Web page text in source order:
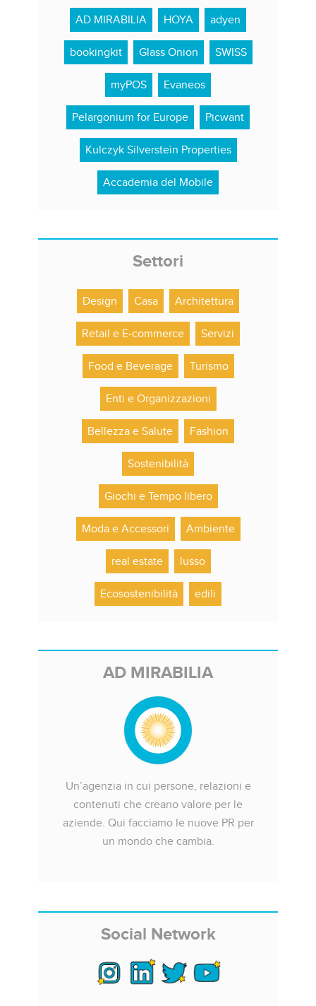
AD MIRABILIA HOYA adyen
bookingkit Glass Onion SWISS
myPOS Evaneos
Pelargonium for Europe Picwant
Kulczyk Silverstein Properties
Accademia del Mobile
Settori
Design Casa Architettura
Retail e E-commerce Servizi
Food e Beverage Turismo
Enti e Organizzazioni
Bellezza e Salute Fashion
Sostenibilità
Giochi e Tempo libero
Moda e Accessori Ambiente
real estate lusso
Ecosostenibilità edili
AD MIRABILIA
Un’agenzia in cui persone, relazioni e
contenuti che creano valore per le
aziende. Qui facciamo le nuove PR per
un mondo che cambia.
Social Network